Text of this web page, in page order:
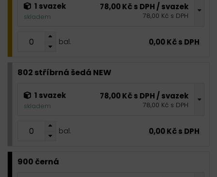
1 svazek
skladem
78,00 Kč s DPH / svazek
78,00 Kč s DPH
bal. 0,00 Kč s DPH
802 stříbrná šedá NEW
1 svazek
skladem
78,00 Kč s DPH / svazek
78,00 Kč s DPH
bal. 0,00 Kč s DPH
900 černá